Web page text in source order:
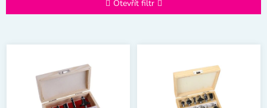
n
p
Otevřít filtr
V